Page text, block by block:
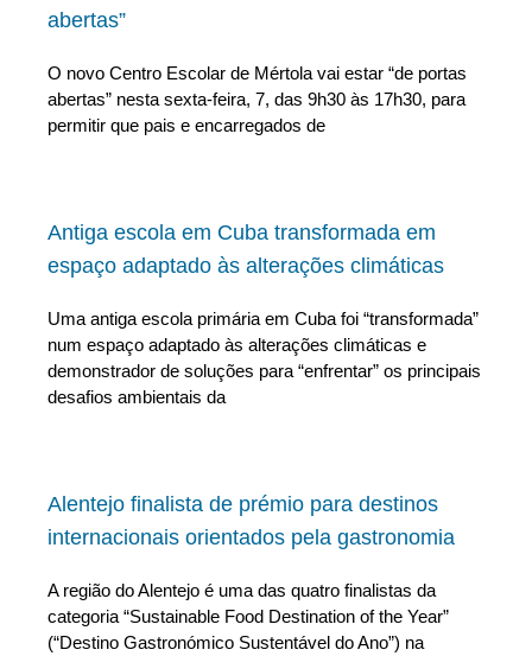
abertas”
O novo Centro Escolar de Mértola vai estar “de portas
abertas” nesta sexta-feira, 7, das 9h30 às 17h30, para
permitir que pais e encarregados de
Antiga escola em Cuba transformada em
espaço adaptado às alterações climáticas
Uma antiga escola primária em Cuba foi “transformada”
num espaço adaptado às alterações climáticas e
demonstrador de soluções para “enfrentar” os principais
desafios ambientais da
Alentejo finalista de prémio para destinos
internacionais orientados pela gastronomia
A região do Alentejo é uma das quatro finalistas da
categoria “Sustainable Food Destination of the Year”
(“Destino Gastronómico Sustentável do Ano”) na